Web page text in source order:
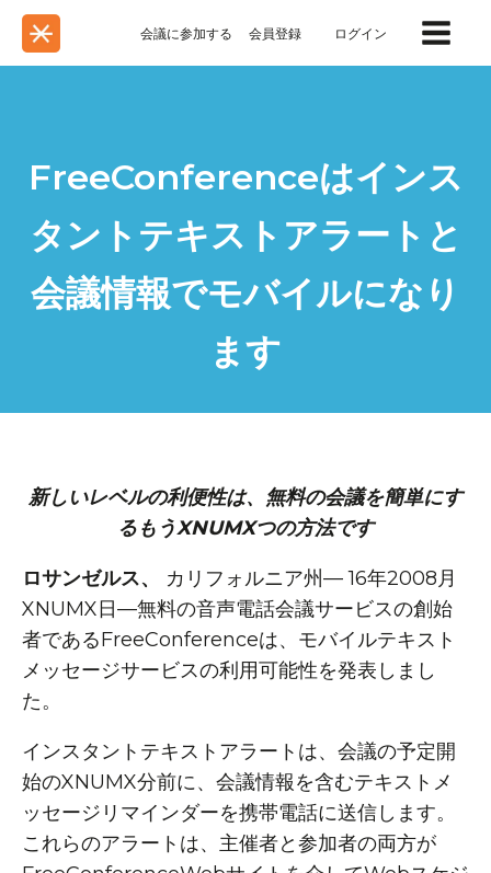
会議に参加する 会員登録 ログイン
FreeConferenceはインス
タントテキストアラートと
会議情報でモバイルになり
ます
新しいレベルの利便性は、無料の会議を簡単にす
るもうXNUMXつの方法です
ロサンゼルス、
カリフォルニア州— 16年2008月
XNUMX日—無料の音声電話会議サービスの創始
者であるFreeConferenceは、モバイルテキスト
メッセージサービスの利用可能性を発表しまし
た。
インスタントテキストアラートは、会議の予定開
始のXNUMX分前に、会議情報を含むテキストメ
ッセージリマインダーを携帯電話に送信します。
これらのアラートは、主催者と参加者の両方が